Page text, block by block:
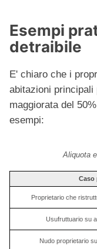
Esempi
detraibile
E' chiaro che i
abitazioni principali
maggiorata del
esempi:
Aliquota
Caso
Proprietario che
Usufruttuario su
Nudo proprietario